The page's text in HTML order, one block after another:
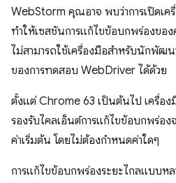
WebStorm คุณอาจ พบว่าการเปิดเ
ทำให้เซสชันการแก้ไขข้อบกพร่องข
ไม่สามารถใช้เครื่องมือสำหรับนักพัฒ
ของการทดสอบ WebDriver ได้ด้วย
ตั้งแต่ Chrome 63 เป็นต้นไป เครื่อ
รองรับไคลเอ็นต์การแก้ไขข้อบกพร่อง
ค่าเริ่มต้น โดยไม่ต้องกำหนดค่าใดๆ
การแก้ไขข้อบกพร่องระยะไกลแบบห